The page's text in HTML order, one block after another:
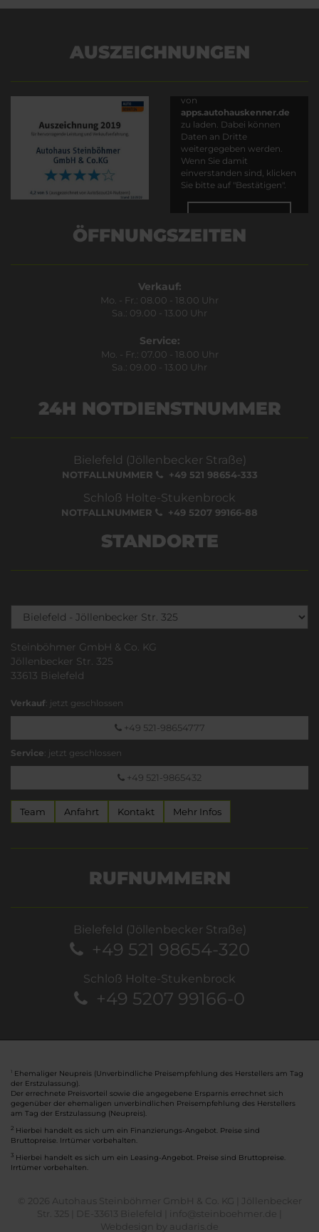
AUSZEICHNUNGEN
von
apps.autohauskenner.de
zu laden. Dabei können
Daten an Dritte
weitergegeben werden.
Wenn Sie damit
einverstanden sind, klicken
Sie bitte auf "Bestätigen".
ÖFFNUNGSZEITEN
Verkauf:
Mo. - Fr.: 08.00 - 18.00 Uhr
Sa.: 09.00 - 13.00 Uhr
Service:
Mo. - Fr.: 07.00 - 18.00 Uhr
Sa.: 09.00 - 13.00 Uhr
24H NOTDIENSTNUMMER
Bielefeld (Jöllenbecker Straße)
NOTFALLNUMMER +49 521 98654-333
Schloß Holte-Stukenbrock
NOTFALLNUMMER +49 5207 99166-88
STANDORTE
Steinböhmer GmbH & Co. KG
Jöllenbecker Str. 325
33613 Bielefeld
Verkauf: jetzt geschlossen
+49 521-98654777
Service: jetzt geschlossen
+49 521-9865432
Team Anfahrt Kontakt Mehr Infos
RUFNUMMERN
Bielefeld (Jöllenbecker Straße)
+49 521 98654-320
Schloß Holte-Stukenbrock
+49 5207 99166-0
Ehemaliger Neupreis (Unverbindliche Preisempfehlung des Herstellers am Tag
der Erstzulassung).
Der errechnete Preisvorteil sowie die angegebene Ersparnis errechnet sich
gegenüber der ehemaligen unverbindlichen Preisempfehlung des Herstellers
am Tag der Erstzulassung (Neupreis).
2 Hierbei handelt es sich um ein Finanzierungs-Angebot. Preise sind
Bruttopreise. Irrtümer vorbehalten.
3 Hierbei handelt es sich um ein Leasing-Angebot. Preise sind Bruttopreise.
Irrtümer vorbehalten.
© 2026 Autohaus Steinböhmer GmbH & Co. KG | Jöllenbecker
Str. 325 | DE-33613 Bielefeld | info@steinboehmer.de |
Webdesign by audaris.de